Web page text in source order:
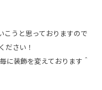
こうと思っておりますので
ださい！
に装飾を変えております＾